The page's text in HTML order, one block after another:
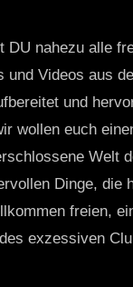
DU nahezu alle
und Videos aus
und
wollen euch
Welt
Dinge, die
freien,
exzessiven